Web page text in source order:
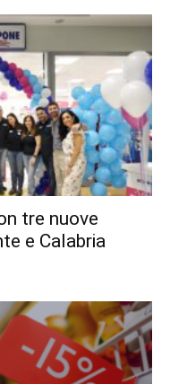
tre nuove
e Calabria